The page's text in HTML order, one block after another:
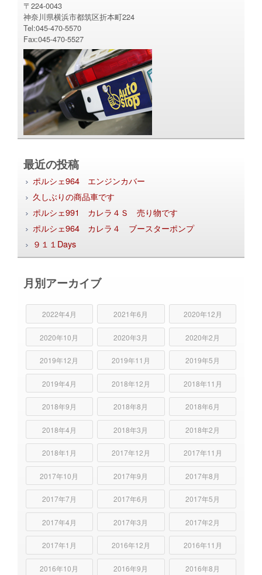
〒224-0043
神奈川県横浜市都筑区折本町224
Tel:045-470-5570
Fax:045-470-5527
最近の投稿
ポルシェ964 エンジンカバー
久しぶりの商品車です
ポルシェ991 カレラ４Ｓ 売り物です
ポルシェ964 カレラ４ ブースターポンプ
９１１Days
月別アーカイブ
2022年4月 2021年6月 2020年12月
2020年10月 2020年3月 2020年2月
2019年12月 2019年11月 2019年5月
2019年4月 2018年12月 2018年11月
2018年9月 2018年8月 2018年6月
2018年4月 2018年3月 2018年2月
2018年1月 2017年12月 2017年11月
2017年10月 2017年9月 2017年8月
2017年7月 2017年6月 2017年5月
2017年4月 2017年3月 2017年2月
2017年1月 2016年12月 2016年11月
2016年10月 2016年9月 2016年8月